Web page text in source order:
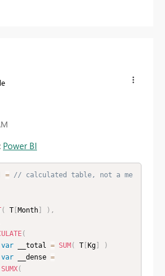
Power BI
=
// calculated table, not a me
( T[ Month] ) ,
(
var __total = SUM ( T[ Kg]
)
var __dense =
SUMX(